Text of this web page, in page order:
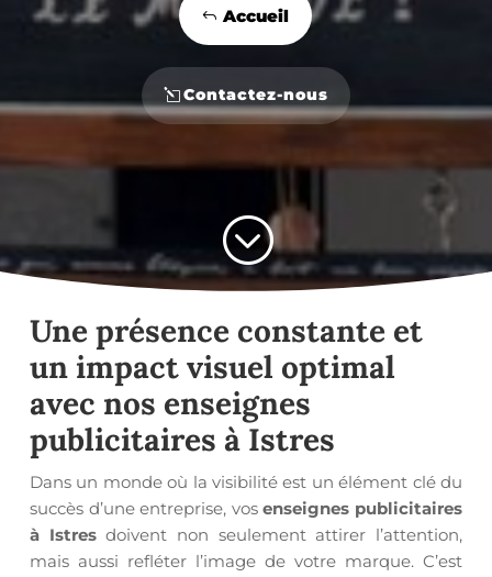
Accueil
Contactez-nous
;
Une présence constante et
un impact visuel optimal
avec nos enseignes
publicitaires à Istres
Dans un monde où la visibilité est un élément clé du
succès d’une entreprise, vosenseignes publicitaires
à Istresdoivent non seulement attirer l’attention,
mais aussi refléter l’image de votre marque. C’est